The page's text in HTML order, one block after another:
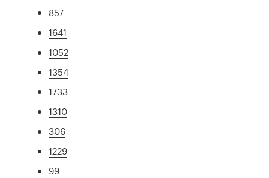
857
1641
1052
1354
1733
1310
306
1229
99